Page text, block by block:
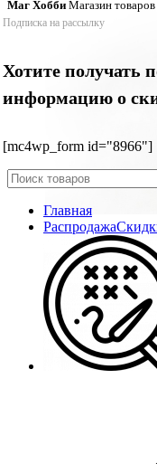
Маг Хобби Магазин товаров
Подписка на рассылку
Хотите получать
информацию о
[mc4wp_form id="8966"]
Главная
Распродажа